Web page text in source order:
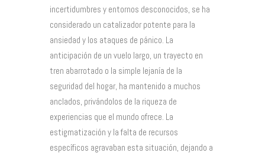
incertidumbres y entornos desconocidos, se ha
considerado un catalizador potente para la
ansiedad y los ataques de pánico. La
anticipación de un vuelo largo, un trayecto en
tren abarrotado o la simple lejanía de la
seguridad del hogar, ha mantenido a muchos
anclados, privándolos de la riqueza de
experiencias que el mundo ofrece. La
estigmatización y la falta de recursos
específicos agravaban esta situación, dejando a